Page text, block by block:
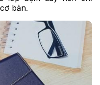
bản.